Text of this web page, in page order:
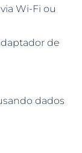
Wi-Fi ou
de
dados